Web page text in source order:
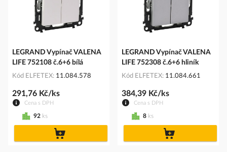
LEGRAND Vypínač VALENA
LIFE 752108 č.6+6 bílá
Kód ELFETEX 11.084.578
Cena s DPH
291,76 Kč/ks
92 ks
LEGRAND Vypínač VALENA
LIFE 752308 č.6+6 hliník
Kód ELFETEX 11.084.661
Cena s DPH
384,39 Kč/ks
8 ks